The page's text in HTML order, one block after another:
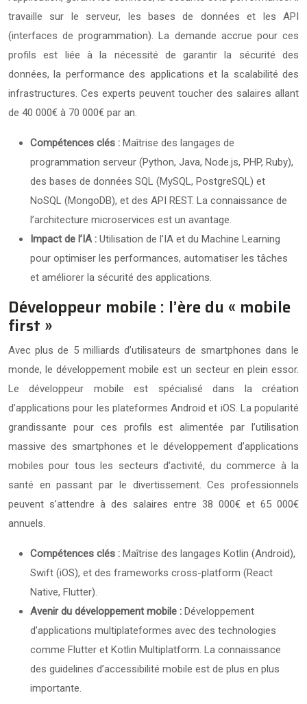
travaille sur le serveur, les bases de données et les API
(interfaces de programmation). La demande accrue pour ces
profils est liée à la nécessité de garantir la sécurité des
données, la performance des applications et la scalabilité des
infrastructures. Ces experts peuvent toucher des salaires allant
de 40 000€ à 70 000€ par an.
Compétences clés : Maîtrise des langages de
programmation serveur (Python, Java, Node.js, PHP, Ruby),
des bases de données SQL (MySQL, PostgreSQL) et
NoSQL (MongoDB), et des API REST. La connaissance de
l’architecture microservices est un avantage.
Impact de l’IA : Utilisation de l’IA et du Machine Learning
pour optimiser les performances, automatiser les tâches
et améliorer la sécurité des applications.
Développeur mobile : l’ère du « mobile
first »
Avec plus de 5 milliards d’utilisateurs de smartphones dans le
monde, le développement mobile est un secteur en plein essor.
Le développeur mobile est spécialisé dans la création
d’applications pour les plateformes Android et iOS. La popularité
grandissante pour ces profils est alimentée par l’utilisation
massive des smartphones et le développement d’applications
mobiles pour tous les secteurs d’activité, du commerce à la
santé en passant par le divertissement. Ces professionnels
peuvent s’attendre à des salaires entre 38 000€ et 65 000€
annuels.
Compétences clés : Maîtrise des langages Kotlin (Android),
Swift (iOS), et des frameworks cross-platform (React
Native, Flutter).
Avenir du développement mobile : Développement
d’applications multiplateformes avec des technologies
comme Flutter et Kotlin Multiplatform. La connaissance
des guidelines d’accessibilité mobile est de plus en plus
importante.